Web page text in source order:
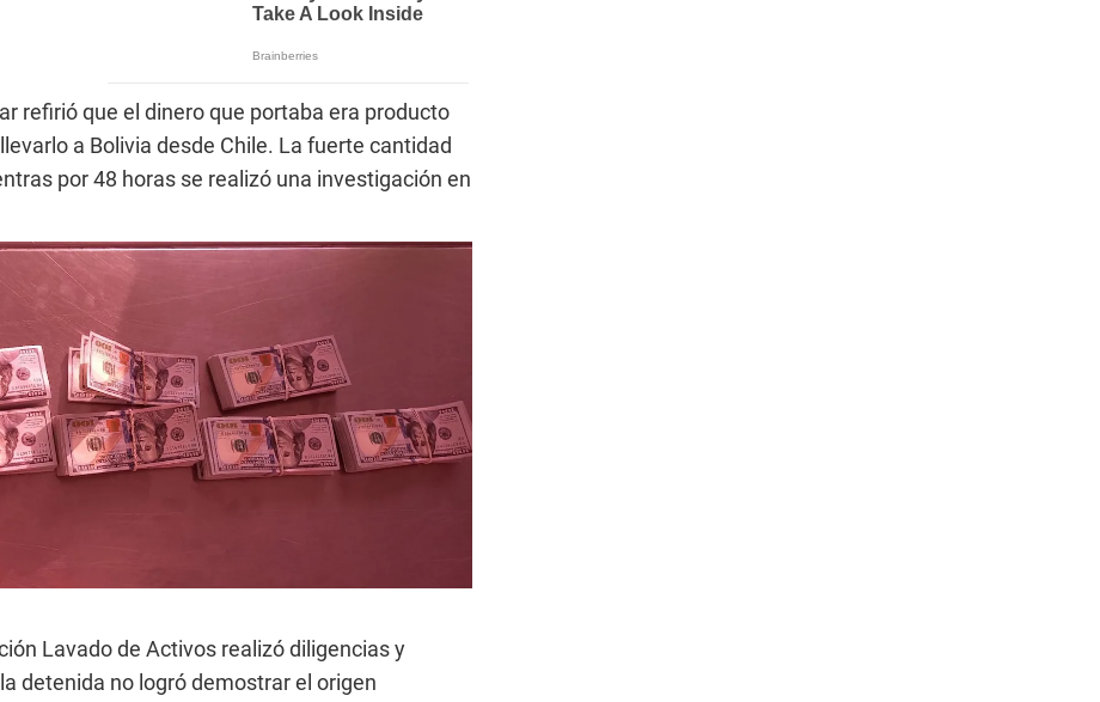
refirió que el dinero que portaba era producto
a Bolivia desde Chile. La fuerte cantidad
por 48 horas se realizó una investigación en
Lavado de Activos realizó diligencias y
detenida no logró demostrar el origen